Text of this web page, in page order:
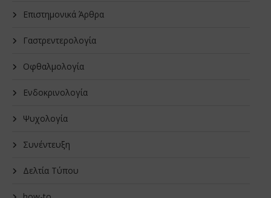
Επιστημονικά Άρθρα
Γαστρεντερολογία
Οφθαλμολογία
Ενδοκρινολογία
Ψυχολογία
Συνέντευξη
Δελτία Τύπου